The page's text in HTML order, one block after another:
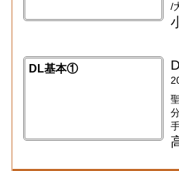
/
DL基本①